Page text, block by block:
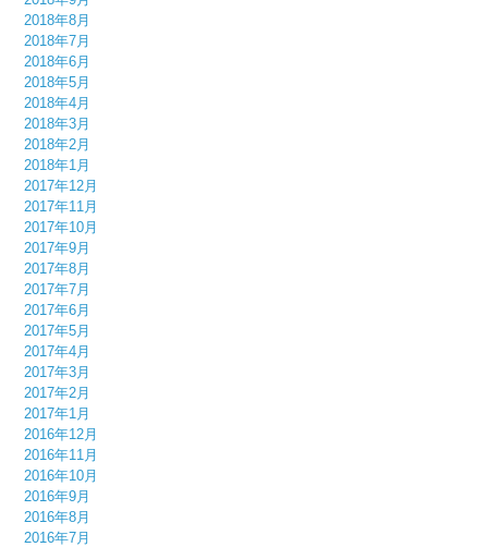
2018年8月
2018年7月
2018年6月
2018年5月
2018年4月
2018年3月
2018年2月
2018年1月
2017年12月
2017年11月
2017年10月
2017年9月
2017年8月
2017年7月
2017年6月
2017年5月
2017年4月
2017年3月
2017年2月
2017年1月
2016年12月
2016年11月
2016年10月
2016年9月
2016年8月
2016年7月